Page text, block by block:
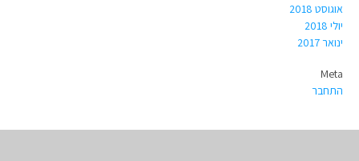
אוגוסט 2018
יולי 2018
ינואר 2017
Meta
התחבר